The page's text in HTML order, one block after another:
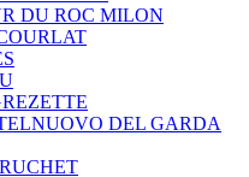
DU ROC MILON
DEL GARDA